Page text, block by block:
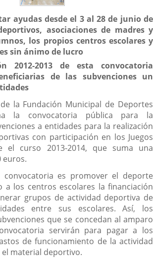
ayudas desde el 3 al 28 de junio de
asociaciones de madres y
los propios centros escolares y
sin ánimo de lucro
2012-2013 de esta convocatoria
de las subvenciones un
la Fundación Municipal de Deportes
la convocatoria pública para la
a entidades para la realización
con participación en los Juegos
el curso 2013-2014, que suma una
euros.
es promover el deporte
a los centros escolares la financiación
grupos de actividad deportiva de
entre sus escolares. Así, los
que se concedan al amparo
servirán para pagar a los
de funcionamiento de la actividad
material deportivo.